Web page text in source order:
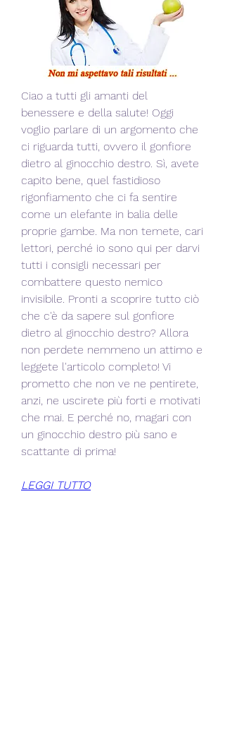
Ciao a tutti gli amanti del
benessere e della salute! Oggi
voglio parlare di un argomento che
ci riguarda tutti, ovvero il gonfiore
dietro al ginocchio destro. Sì, avete
capito bene, quel fastidioso
rigonfiamento che ci fa sentire
come un elefante in balia delle
proprie gambe. Ma non temete, cari
lettori, perché io sono qui per darvi
tutti i consigli necessari per
combattere questo nemico
invisibile. Pronti a scoprire tutto ciò
che c'è da sapere sul gonfiore
dietro al ginocchio destro? Allora
non perdete nemmeno un attimo e
leggete l'articolo completo! Vi
prometto che non ve ne pentirete,
anzi, ne uscirete più forti e motivati
che mai. E perché no, magari con
un ginocchio destro più sano e
scattante di prima!
LEGGI TUTTO